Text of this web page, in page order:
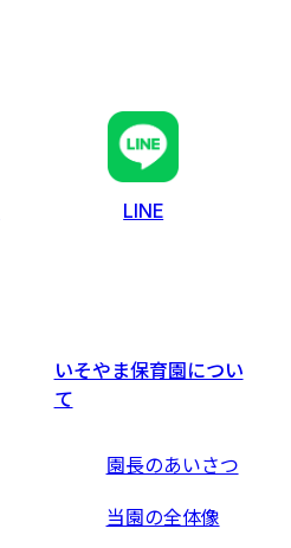
LINE
いそやま保育園につい
て
園長のあいさつ
当園の全体像